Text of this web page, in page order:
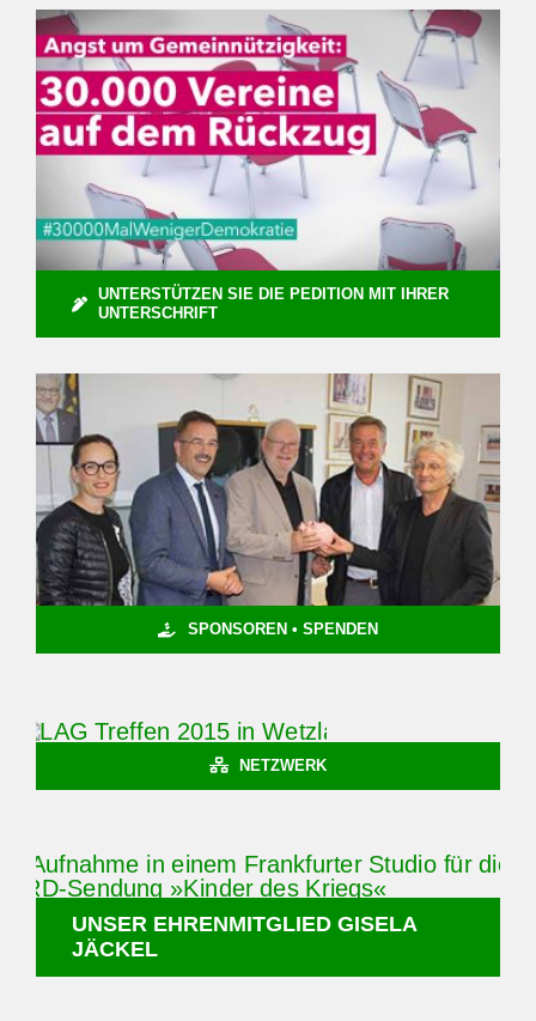
UNTERSTÜTZEN SIE DIE PEDITION MIT IHRER
UNTERSCHRIFT
SPONSOREN • SPENDEN
NETZWERK
UNSER EHRENMITGLIED GISELA
JÄCKEL